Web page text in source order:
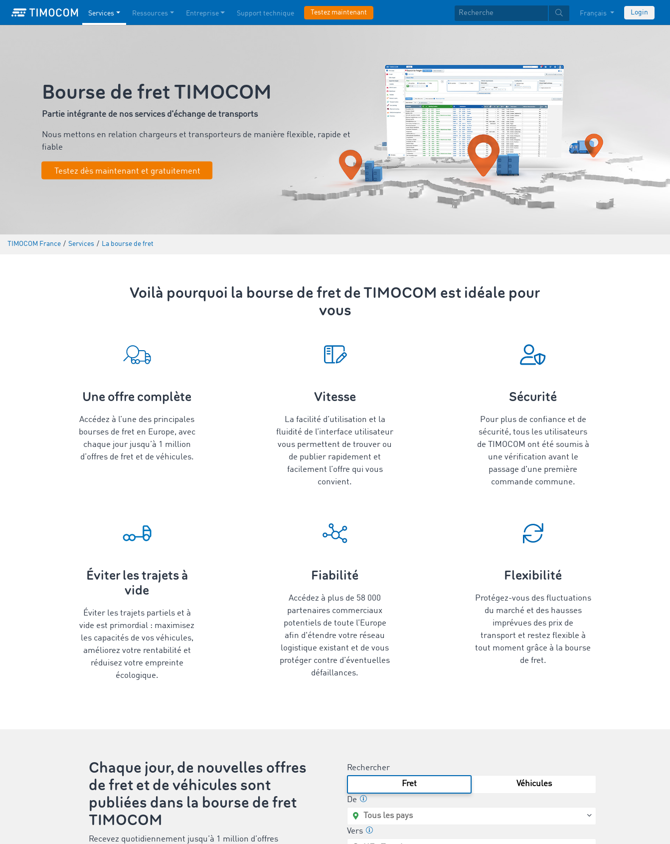
Services Ressources Entreprise Support technique Testez maintenant Français Login
Bourse de fret TIMOCOM
Partie intégrante de nos services d'échange de transports
Nous mettons en relation chargeurs et transporteurs de manière flexible, rapide et
fiable
Testez dès maintenant et gratuitement
TIMOCOM France / Services / La bourse de fret
Voilà pourquoi la bourse de fret de TIMOCOM est idéale pour
vous
Une offre complète
Accédez à l’une des principales
bourses de fret en Europe, avec
chaque jour jusqu’à 1 million
d’offres de fret et de véhicules.
Vitesse
La facilité d’utilisation et la
fluidité de l’interface utilisateur
vous permettent de trouver ou
de publier rapidement et
facilement l’offre qui vous
convient.
Sécurité
Pour plus de confiance et de
sécurité, tous les utilisateurs
de TIMOCOM ont été soumis à
une vérification avant le
passage d'une première
commande commune.
Éviter les trajets à
vide
Éviter les trajets partiels et à
vide est primordial : maximisez
les capacités de vos véhicules,
améliorez votre rentabilité et
réduisez votre empreinte
écologique.
Fiabilité
Accédez à plus de 58 000
partenaires commerciaux
potentiels de toute l’Europe
afin d'étendre votre réseau
logistique existant et de vous
protéger contre d’éventuelles
défaillances.
Flexibilité
Protégez-vous des fluctuations
du marché et des hausses
imprévues des prix de
transport et restez flexible à
tout moment grâce à la bourse
de fret.
Chaque jour, de nouvelles offres
de fret et de véhicules sont
publiées dans la bourse de fret
TIMOCOM
Recevez quotidiennement jusqu’à 1 million d’offres
Rechercher
Fret
Véhicules
De
Vers